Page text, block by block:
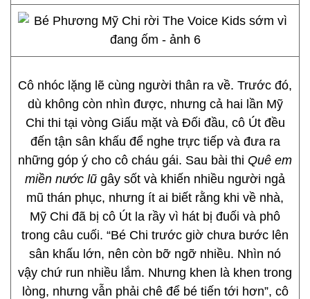
Cô nhóc lặng lẽ cùng người thân ra về. Trước đó,
dù không còn nhìn được, nhưng cả hai lần Mỹ
Chi thi tại vòng Giấu mặt và Đối đầu, cô Út đều
đến tận sân khấu để nghe trực tiếp và đưa ra
những góp ý cho cô cháu gái. Sau bài thi Quê em
miền nước lũ gây sốt và khiến nhiều người ngả
mũ thán phục, nhưng ít ai biết rằng khi về nhà,
Mỹ Chi đã bị cô Út la rầy vì hát bị đuối và phô
trong câu cuối. “Bé Chi trước giờ chưa bước lên
sân khấu lớn, nên còn bỡ ngỡ nhiều. Nhìn nó
vậy chứ run nhiều lắm. Nhưng khen là khen trong
lòng, nhưng vẫn phải chê để bé tiến tới hơn”, cô